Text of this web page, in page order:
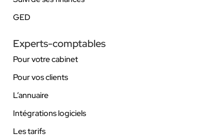
GED
Experts-comptables
Pour votre cabinet
Pour vos clients
L’annuaire
Intégrations logiciels
Les tarifs